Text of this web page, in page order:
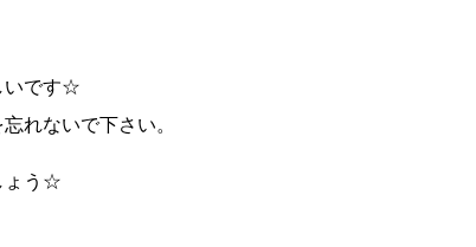
いです☆
れないで下さい。
ょう☆